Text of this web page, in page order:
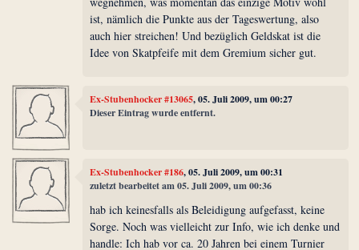
ist, nämlich die Punkte aus der Tageswertung, also
auch hier streichen! Und bezüglich Geldskat ist die
Idee von Skatpfeife mit dem Gremium sicher gut.
Ex-Stubenhocker #13065, 05. Juli 2009, um 00:27
Dieser Eintrag wurde entfernt.
Ex-Stubenhocker #186, 05. Juli 2009, um 00:31
zuletzt bearbeitet am 05. Juli 2009, um 00:36
hab ich keinesfalls als Beleidigung aufgefasst, keine
Sorge. Noch was vielleicht zur Info, wie ich denke und
handle: Ich hab vor ca. 20 Jahren bei einem Turnier